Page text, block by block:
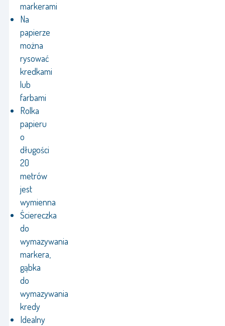
markerami
Na
papierze
można
rysować
kredkami
lub
farbami
Rolka
papieru
o
długości
20
metrów
jest
wymienna
Ściereczka
do
wymazywania
markera,
gąbka
do
wymazywania
kredy
Idealny